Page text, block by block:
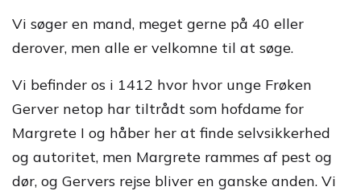
Vi søger en mand, meget gerne på 40 eller
derover, men alle er velkomne til at søge.
Vi befinder os i 1412 hvor hvor unge Frøken
Gerver netop har tiltrådt som hofdame for
Margrete I og håber her at finde selvsikkerhed
og autoritet, men Margrete rammes af pest og
dør, og Gervers rejse bliver en ganske anden. Vi